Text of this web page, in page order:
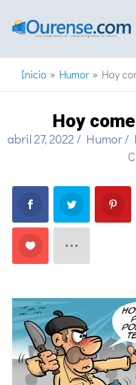
Inicio Humor Hoy
Hoy
abril 27, 2022 / Humor/